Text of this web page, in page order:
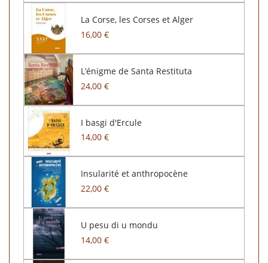
La Corse, les Corses et Alger
16,00 €
L’énigme de Santa Restituta
24,00 €
I basgi d'Ercule
14,00 €
Insularité et anthropocène
22,00 €
U pesu di u mondu
14,00 €